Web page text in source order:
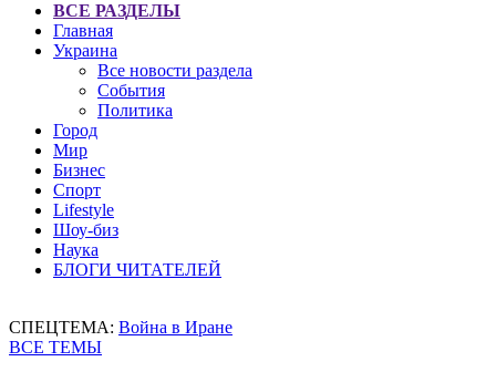
ВСЕ РАЗДЕЛЫ
Главная
Украина
Все новости раздела
События
Политика
Город
Мир
Бизнес
Спорт
Lifestyle
Шоу-биз
Наука
БЛОГИ ЧИТАТЕЛЕЙ
СПЕЦТЕМА: Война в Иране
ВСЕ ТЕМЫ